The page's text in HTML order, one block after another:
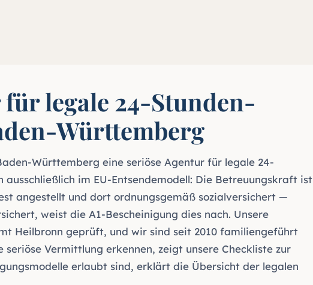
legale 24-Stunden-
Württemberg
Württemberg eine seriöse Agentur für legale 24-
im EU-Entsendemodell: Die Betreuungskraft ist
angestellt und dort ordnungsgemäß sozialversichert —
weist die A1-Bescheinigung dies nach. Unsere
Heilbronn geprüft, und wir sind seit 2010 familiengeführt
Vermittlung erkennen, zeigt unsere Checkliste zur
erlaubt sind, erklärt die Übersicht der legalen